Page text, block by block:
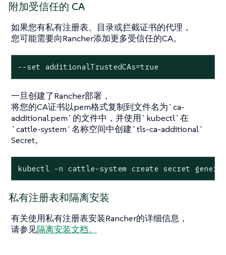
附加受信任的 CA
如果您有私有注册表、目录或拦截证书的代理，
您可能需要向Rancher添加更多受信任的CA。
--set additionalTrustedCAs=true
一旦创建了Rancher部署，
将您的CA证书以pem格式复制到文件名为`ca-
additional.pem`的文件中，并使用`kubectl`在
`cattle-system`名称空间中创建`tls-ca-additional`
Secret。
kubectl -n cattle-system create secret
私有注册表和隔离安装
有关使用私有注册表安装Rancher的详细信息，
请参见隔离安装文档。